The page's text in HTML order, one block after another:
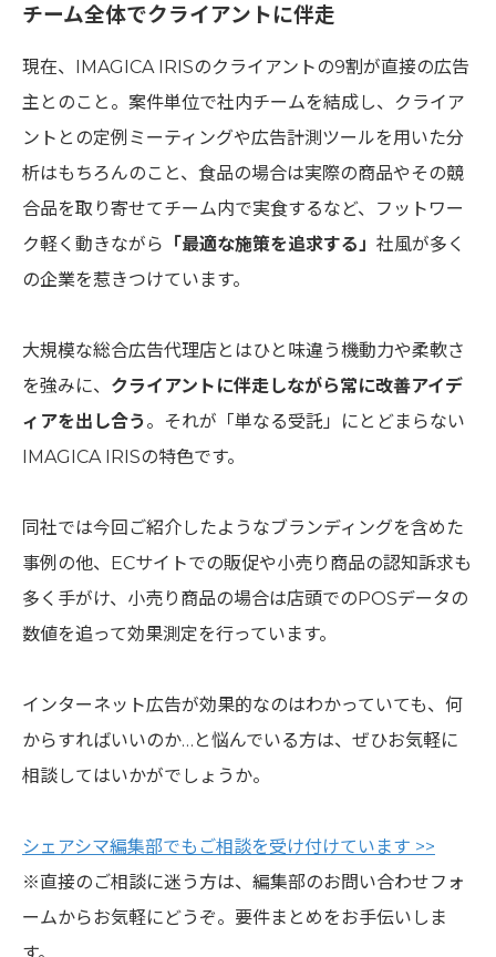
チーム全体でクライアントに伴走
現在、IMAGICA IRISのクライアントの9割が直接の広告
主とのこと。案件単位で社内チームを結成し、クライア
ントとの定例ミーティングや広告計測ツールを用いた分
析はもちろんのこと、食品の場合は実際の商品やその競
合品を取り寄せてチーム内で実食するなど、フットワー
ク軽く動きながら
「最適な施策を追求する」 社風が多く
の企業を惹きつけています。
大規模な総合広告代理店とはひと味違う機動力や柔軟さ
を強みに、 クライアントに伴走しながら常に改善アイデ
ィアを出し合う 。それが「単なる受託」にとどまらない
IMAGICA IRISの特色です。
同社では今回ご紹介したようなブランディングを含めた
事例の他、ECサイトでの販促や小売り商品の認知訴求も
多く手がけ、小売り商品の場合は店頭でのPOSデータの
数値を追って効果測定を行っています。
インターネット広告が効果的なのはわかっていても、何
からすればいいのか…と悩んでいる方は、ぜひお気軽に
相談してはいかがでしょうか。
シェアシマ編集部でもご相談を受け付けています >>
※直接のご相談に迷う方は、編集部のお問い合わせフォ
ームからお気軽にどうぞ。要件まとめをお手伝いしま